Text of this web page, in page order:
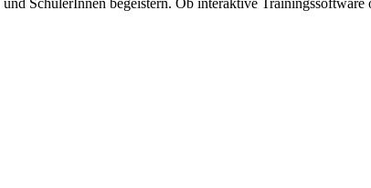
SchülerInnen begeistern. Ob interaktive